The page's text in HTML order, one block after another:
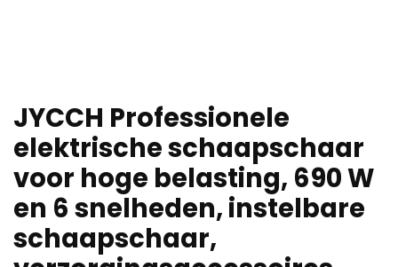
JYCCH Professionele
elektrische schaapschaar
voor hoge belasting, 690 W
en 6 snelheden, instelbare
schaapschaar,